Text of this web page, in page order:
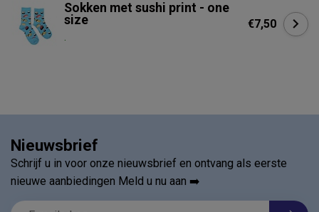
Sokken met sushi print - one
size
.
€7,50
Nieuwsbrief
Schrijf u in voor onze nieuwsbrief en ontvang als eerste
nieuwe aanbiedingen Meld u nu aan ➡️